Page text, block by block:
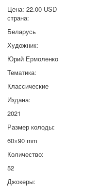
Цена: 22.00 USD
страна:
Беларусь
Художник:
Юрий Ермоленко
Тематика:
Классические
Издана:
2021
Размер колоды:
60×90 mm
Количество:
52
Джокеры: